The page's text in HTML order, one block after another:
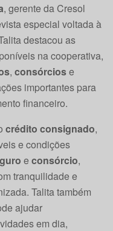
, gerente da Cresol
especial voltada à
destacou as
na cooperativa,
, consórciose
importantes para
financeiro.
crédito consignado,
e condições
e consórcio,
tranquilidade e
Talita também
ajudar
em dia,